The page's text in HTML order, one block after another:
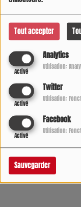
Tout accepter
Analytics
Activé
Utilisation:
Twitter
Activé
Utilisation:
Facebook
Activé
Utilisation:
Sauvegarder
05 AOÛT 2026 -
Écouter le podcast
L'infos sur radio